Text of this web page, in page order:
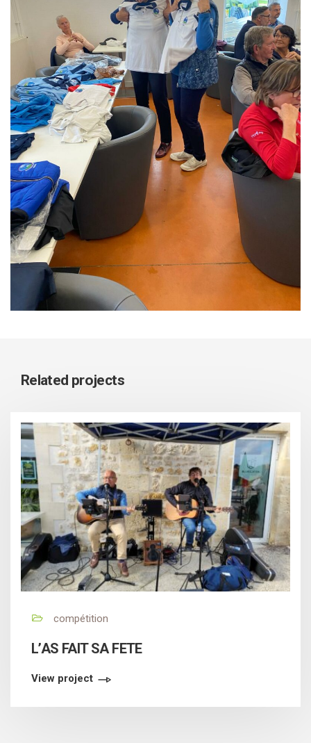
Related projects
compétition
L’AS FAIT SA FETE
View project